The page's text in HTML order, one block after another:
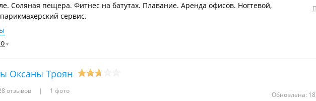
Соляная пещера. Фитнес на батутах. Плавание. Аренда офисов. Ногтевой,
сервис.
Оксаны Троян
отзывов 1 фото
Обновлена: